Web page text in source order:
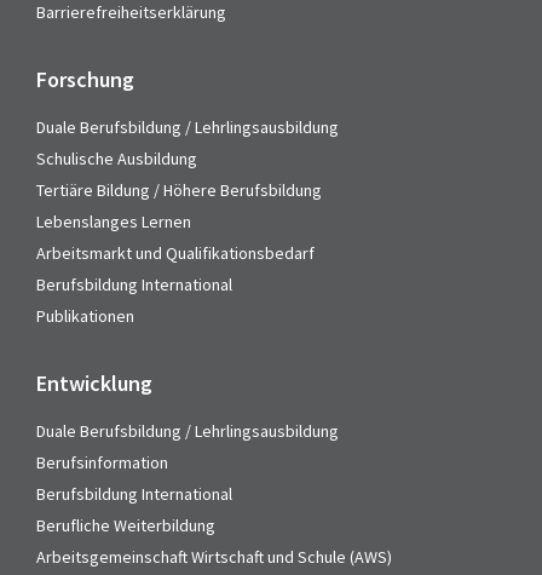
Barrierefreiheitserklärung
Forschung
Duale Berufsbildung / Lehrlingsausbildung
Schulische Ausbildung
Tertiäre Bildung / Höhere Berufsbildung
Lebenslanges Lernen
Arbeitsmarkt und Qualifikationsbedarf
Berufsbildung International
Publikationen
Entwicklung
Duale Berufsbildung / Lehrlingsausbildung
Berufsinformation
Berufsbildung International
Berufliche Weiterbildung
Arbeitsgemeinschaft Wirtschaft und Schule (AWS)